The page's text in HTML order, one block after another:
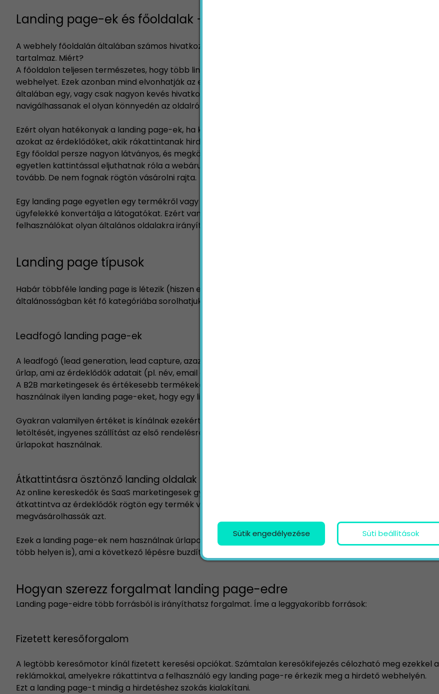
Landing page-ek és főoldalak – mi a különbség?
A webhely főoldalán általában számos hivatkozás található, míg egy landing page egyetlen egy hivatkozást
tartalmaz. Miért?
A főoldalon teljesen természetes, hogy több link is szerepel, hiszen sok felhasználó innen kezdi el navigálni a
webhelyet. Ezek azonban mind elvonhatják az emberek figyelmét az oldal elsődleges céljáról. Ezért van
általában egy, vagy csak nagyon kevés hivatkozás egy landing page-en – hogy a látogatók ne
navigálhassanak el olyan könnyedén az oldalról, elkerülve ezzel a konverziót.
Ezért olyan hatékonyak a landing page-ek, ha konverziókról van szó, és ezért irányítják ide a marketingesek
azokat az érdeklődőket, akik rákattintanak hirdetéseikre.
Egy főoldal persze nagyon látványos, és megkönnyíti a navigációt a látogatók számára. Az emberek
egyetlen kattintással eljuthatnak róla a webáruházba, a blogra, megtekinthetik a legújabb híreket, és így
tovább. De nem fognak rögtön vásárolni rajta.
Egy landing page egyetlen egy termékről vagy szolgáltatásról szól, és minden elemével arra törekszik, hogy
ügyfelekké konvertálja a látogatókat. Ezért van szükség landing page-ekre, és ezért nem szabad a
felhasználókat olyan általános oldalakra irányítani, mint a főoldal.
Landing page típusok
Habár többféle landing page is létezik (hiszen egy cég saját igényei szerint alakítja ki őket), céljaik alapján
általánosságban két fő kategóriába sorolhatjuk be a legtöbb ilyen oldalt:
Leadfogó landing page-ek
A leadfogó (lead generation, lead capture, azaz érdeklődőket generáló) landing page-ek felhívása egy
űrlap, ami az érdeklődők adatait (pl. név, email cím, telefonszám stb.) igyekszik összegyűjteni
A B2B marketingesek és értékesebb termékeket, illetve szolgáltatásokat kínáló B2C vállalatok gyakran
használnak ilyen landing page-eket, hogy egy listát állíthassanak össze lehetséges ügyfeleikről.
Gyakran valamilyen értéket is kínálnak ezekért az információkért cserébe, például egy ingyenes e-könyv
letöltését, ingyenes szállítást az első rendelésre, és így tovább. Az ajánlatkérő landing page-ek szintén
űrlapokat használnak.
Átkattintásra ösztönző landing oldalak
Az online kereskedők és SaaS marketingesek gyakran használnak olyan landing oldalakat, amelyeken
átkattintva az érdeklődők rögtön egy termék vagy szolgáltatás adatlapjára kerülnek át, hogy
megvásárolhassák azt.
Ezek a landing page-ek nem használnak űrlapokat, hanem egy feltűnő gomb szerepel rajtuk (általában
több helyen is), ami a következő lépésre buzdítja a látogatókat – pl. „Megrendelem!” vagy „Kosárba”.
Hogyan szerezz forgalmat landing page-edre
Landing page-eidre több forrásból is irányíthatsz forgalmat. Íme a leggyakoribb források:
Fizetett keresőforgalom
A legtöbb keresőmotor kínál fizetett keresési opciókat. Számtalan keresőkifejezés célozható meg ezekkel a
reklámokkal, amelyekre rákattintva a felhasználó egy landing page-re érkezik meg a hirdető webhelyén.
Ezt a landing page-t mindig a hirdetéshez szokás kialakítani.
Sütik engedélyezése Süti beállítások